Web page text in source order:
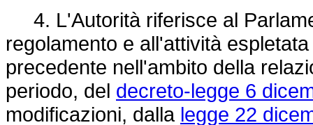
4. L'Autorità riferisce al
regolamento e all'attività
precedente nell'ambito della
periodo, del decreto-legge 6
modificazioni, dalla legge 22